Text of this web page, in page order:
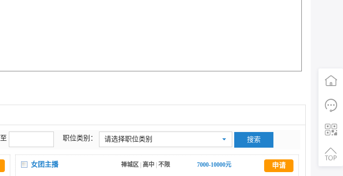
至 职位类别： 请选择职位类别
女团主播 禅城区 高中 不限 7000-10000元 申请 二维码